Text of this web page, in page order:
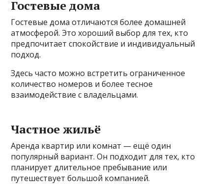
Гостевые дома
Гостевые дома отличаются более домашней
атмосферой. Это хороший выбор для тех, кто
предпочитает спокойствие и индивидуальный
подход.
Здесь часто можно встретить ограниченное
количество номеров и более тесное
взаимодействие с владельцами.
Частное жильё
Аренда квартир или комнат — ещё один
популярный вариант. Он подходит для тех, кто
планирует длительное пребывание или
путешествует большой компанией.